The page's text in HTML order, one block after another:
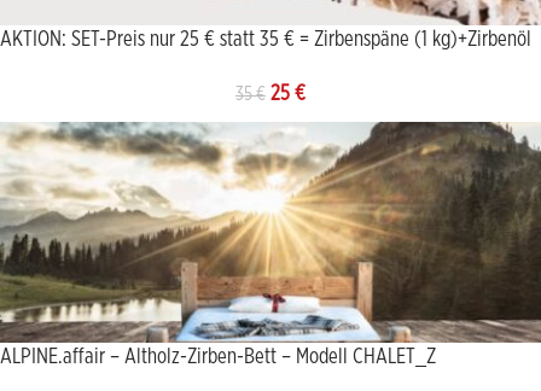
AKTION: SET-Preis nur 25 € statt 35 € = Zirbenspäne (1 kg)+Zirbenöl
35€ 25 €
ALPINE.affair – Altholz-Zirben-Bett – Modell CHALET_Z